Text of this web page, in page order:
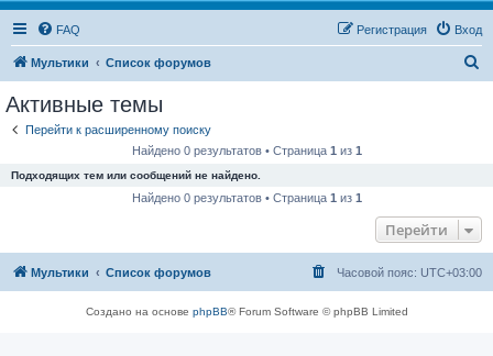
FAQ Вход
Регистрация
Мультики Список форумов
Активные темы
Перейти к расширенному поиску
Найдено 0 результатов • Страница 1 из 1
Подходящих тем или сообщений не найдено.
Найдено 0 результатов • Страница 1 из 1
Перейти
Мультики Список форумов Часовой пояс: UTC+03:00
Создано на основе phpBB® Forum Software © phpBB Limited